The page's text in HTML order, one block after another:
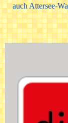
auch Attersee-